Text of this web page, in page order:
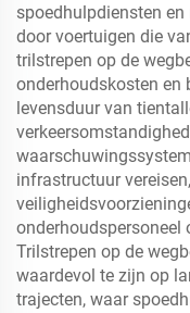
spoedhulpdiensten
door voertuigen die
trilstrepen op de
onderhoudskosten en
levensduur van
infrastructuur
onderhoudspersoneel
Trilstrepen op de
waardevol te zijn op
trajecten, waar